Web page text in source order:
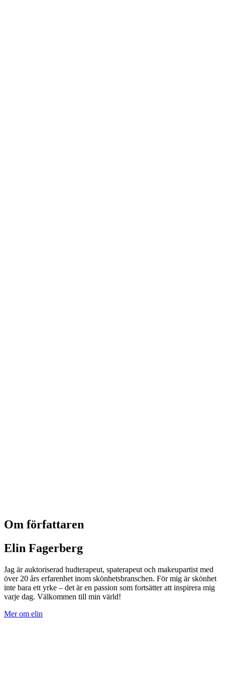
Om författaren
Elin Fagerberg
Jag är auktoriserad hudterapeut, spaterapeut och makeupartist med
över 20 års erfarenhet inom skönhetsbranschen. För mig är skönhet
inte bara ett yrke – det är en passion som fortsätter att inspirera mig
varje dag. Välkommen till min värld!
Mer om elin